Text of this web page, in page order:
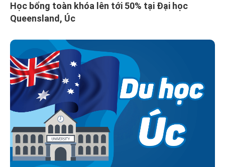
Học bổng toàn khóa lên tới 50% tại Đại học
Queensland, Úc